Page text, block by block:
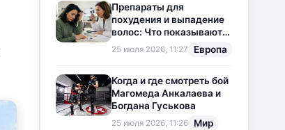
Препараты для
похудения и выпадение
волос: Что показывают
новые исследования?
25 июля 2026, 11:27 Европа
Когда и где смотреть бой
Магомеда Анкалаева и
Богдана Гуськова
25 июля 2026, 11:26 Мир